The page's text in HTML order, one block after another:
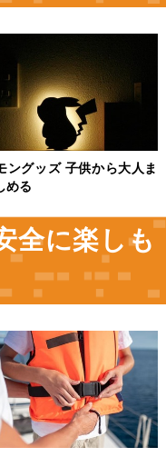
ングッズ 子供から大人ま
める
全に楽しも